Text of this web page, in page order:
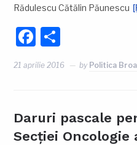
Rădulescu Cătălin Păunescu
Facebook
21 aprilie 2016 by Politica
Daruri pascale
Secției Oncologie